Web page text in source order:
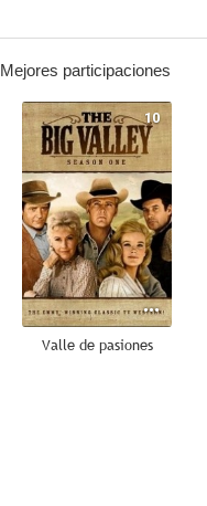
Mejores participaciones
10
Valle de pasiones